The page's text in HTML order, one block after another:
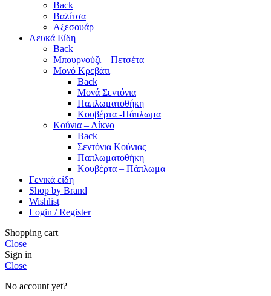
Back
Βαλίτσα
Αξεσουάρ
Λευκά Είδη
Back
Μπουρνούζι – Πετσέτα
Μονό Κρεβάτι
Back
Μονά Σεντόνια
Παπλωματοθήκη
Κουβέρτα -Πάπλωμα
Κούνια – Λίκνο
Back
Σεντόνια Κούνιας
Παπλωματοθήκη
Κουβέρτα – Πάπλωμα
Γενικά είδη
Shop by Brand
Wishlist
Login / Register
Shopping cart
Close
Sign in
Close
No account yet?